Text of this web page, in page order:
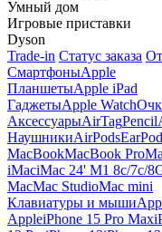
Умный дом
Игровые приставки
Dyson
Trade-in Статус заказа
СмартфоныApple
ПланшетыApple iPad
ГаджетыApple Watch
АксессуарыAirTagPencil
НаушникиAirPods
MacBookMacBook Pro
iMaciMac 24' M1 8c/7c/
MacMac StudioMac mini
Клавиатуры и мыши
AppleiPhone 15 Pro Max